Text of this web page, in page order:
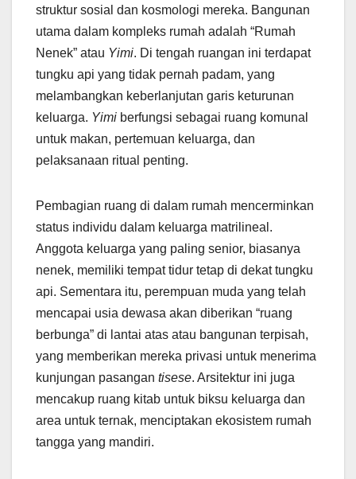
struktur sosial dan kosmologi mereka. Bangunan
utama dalam kompleks rumah adalah “Rumah
Nenek” atau Yimi. Di tengah ruangan ini terdapat
tungku api yang tidak pernah padam, yang
melambangkan keberlanjutan garis keturunan
keluarga. Yimi berfungsi sebagai ruang komunal
untuk makan, pertemuan keluarga, dan
pelaksanaan ritual penting.
Pembagian ruang di dalam rumah mencerminkan
status individu dalam keluarga matrilineal.
Anggota keluarga yang paling senior, biasanya
nenek, memiliki tempat tidur tetap di dekat tungku
api. Sementara itu, perempuan muda yang telah
mencapai usia dewasa akan diberikan “ruang
berbunga” di lantai atas atau bangunan terpisah,
yang memberikan mereka privasi untuk menerima
kunjungan pasangan tisese. Arsitektur ini juga
mencakup ruang kitab untuk biksu keluarga dan
area untuk ternak, menciptakan ekosistem rumah
tangga yang mandiri.